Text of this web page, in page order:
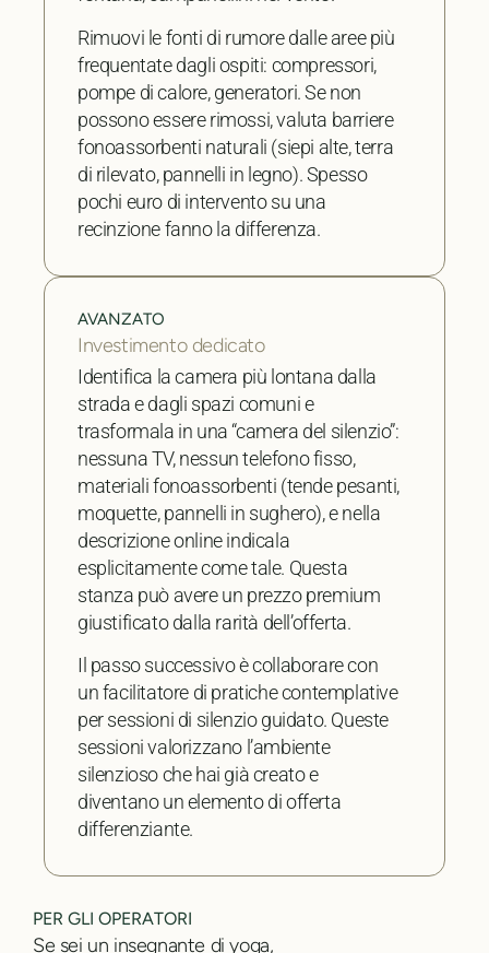
Rimuovi le fonti di rumore dalle aree più
frequentate dagli ospiti: compressori,
pompe di calore, generatori. Se non
possono essere rimossi, valuta barriere
fonoassorbenti naturali (siepi alte, terra
di rilevato, pannelli in legno). Spesso
pochi euro di intervento su una
recinzione fanno la differenza.
AVANZATO
Investimento dedicato
Identifica la camera più lontana dalla
strada e dagli spazi comuni e
trasformala in una “camera del silenzio”:
nessuna TV, nessun telefono fisso,
materiali fonoassorbenti (tende pesanti,
moquette, pannelli in sughero), e nella
descrizione online indicala
esplicitamente come tale. Questa
stanza può avere un prezzo premium
giustificato dalla rarità dell’offerta.
Il passo successivo è collaborare con
un facilitatore di pratiche contemplative
per sessioni di silenzio guidato. Queste
sessioni valorizzano l’ambiente
silenzioso che hai già creato e
diventano un elemento di offerta
differenziante.
PER GLI OPERATORI
Se sei un insegnante di yoga,